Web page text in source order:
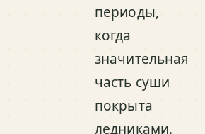
периоды,
когда
значительная
часть суши
покрыта
ледниками.